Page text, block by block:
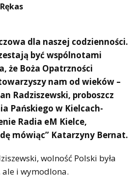
dla naszej codzienności.
być wspólnotami
że Boża Opatrzności
nam od wieków –
Radziszewski, proboszcz
Pańskiego w Kielcach-
Radia eM Kielce,
mówiąc” Katarzyny Bernat.
wolność Polski była
ale i wymodlona.